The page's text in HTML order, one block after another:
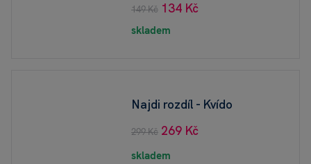
skladem
149 Kč 134 Kč
Najdi rozdíl - Kvído
skladem
299 Kč 269 Kč